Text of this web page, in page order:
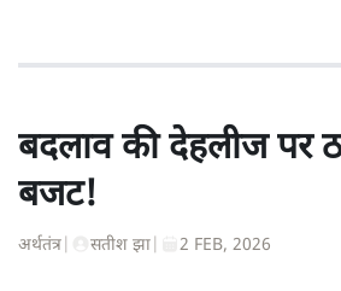
बदलाव की देहलीज पर
बजट!
अर्थतंत्र सतीश झा 2 FEB, 2026